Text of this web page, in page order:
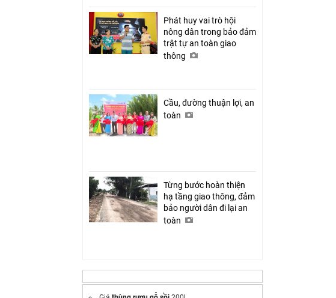
Phát huy vai trò hội
nông dân trong bảo đảm
trật tự an toàn giao
thông
Cầu, đường thuận lợi, an
toàn
Từng bước hoàn thiện
hạ tầng giao thông, đảm
bảo người dân đi lại an
toàn